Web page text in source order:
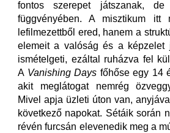
fontos szerepet játszanak,
függvényében. A misztikum itt
lefilmezettből ered, hanem a
elemeit a valóság és a képzelet
ismételgeti, ezáltal ruházva fel
A Vanishing Days főhőse egy 14
akit meglátogat nemrég
Mivel apja üzleti úton van,
következő napokat. Sétáik során
révén furcsán elevenedik meg a